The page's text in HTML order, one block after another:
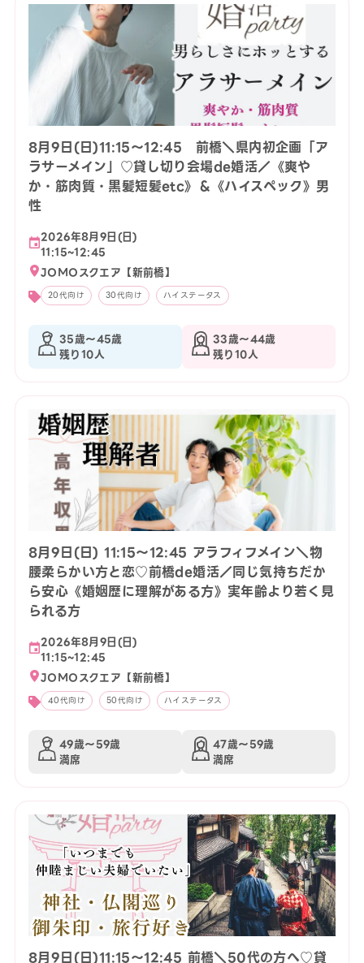
8月9日(日)11:15〜12:45 前橋＼県内初企画「ア
ラサーメイン」♡貸し切り会場de婚活／《爽や
か・筋肉質・黒髪短髪etc》＆《ハイスペック》男
性
2026年8月9日(日)
11:15~12:45
JOMOスクエア【新前橋】
20代向け 30代向け ハイステータス
35歳〜45歳
残り10人
33歳〜44歳
残り10人
8月9日(日) 11:15〜12:45 アラフィフメイン＼物
腰柔らかい方と恋♡前橋de婚活／同じ気持ちだか
ら安心《婚姻歴に理解がある方》実年齢より若く見
られる方
2026年8月9日(日)
11:15~12:45
JOMOスクエア【新前橋】
40代向け 50代向け ハイステータス
49歳〜59歳
満席
47歳〜59歳
満席
8月9日(日)11:15〜12:45 前橋＼50代の方へ♡貸